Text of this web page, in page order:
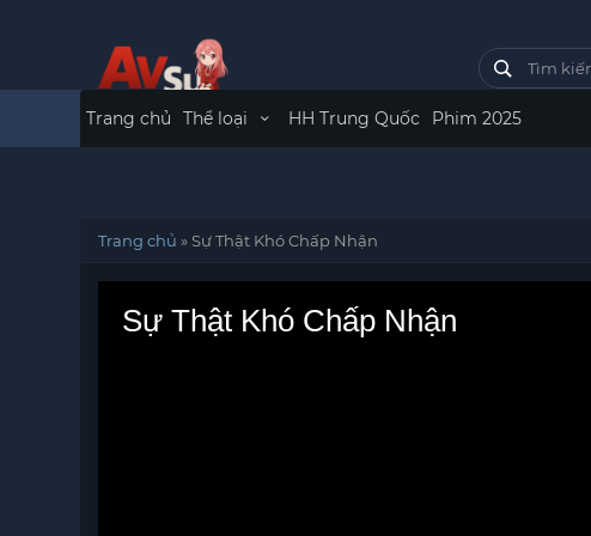
Trang chủ Thể loại HH Trung Quốc Phim 2025
Trang chủ »Sự Thật Khó Chấp Nhận
Sự Thật Khó Chấp Nhận